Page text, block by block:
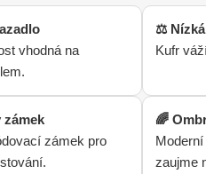
vhodná na
⚖️
Kufr
zámek pro
🌈
zaujme